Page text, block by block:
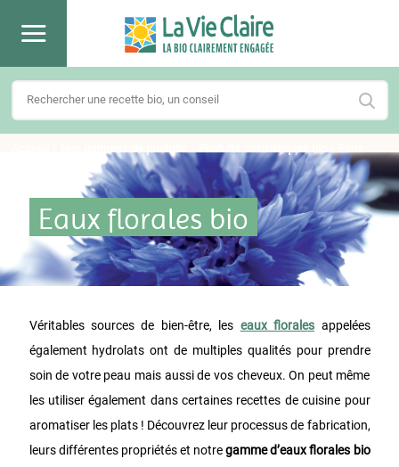
Eaux florales bio
Véritables sources de bien-être, les eaux florales appelées
également hydrolats ont de multiples qualités pour prendre
soin de votre peau mais aussi de vos cheveux. On peut même
les utiliser également dans certaines recettes de cuisine pour
aromatiser les plats ! Découvrez leur processus de fabrication,
leurs différentes propriétés et notregamme d’eaux florales bio